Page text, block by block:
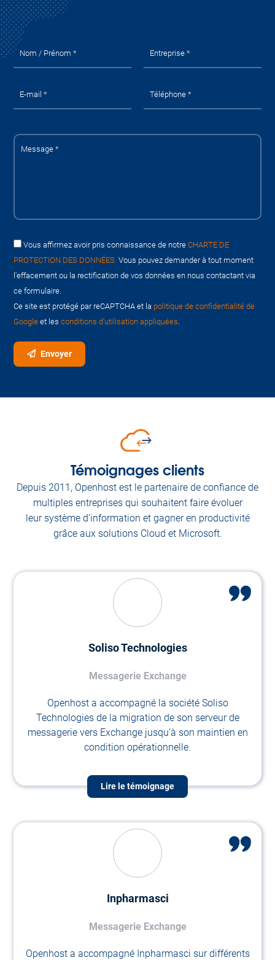
Vous affirmez avoir pris connaissance de notreCHARTE DE
PROTECTION DES DONNÉES. Vous pouvez demander à tout moment
l'effacement ou la rectification de vos données en nous contactant via
ce formulaire.
Ce site est protégé par reCAPTCHA et la politique de confidentialité de
Google et lesconditions d'utilisation appliquées
Envoyer
Témoignages clients
Depuis 2011, Openhost est le partenaire de confiance de
multiples entreprises qui souhaitent faire évoluer
leur système d’information et gagner en productivité
grâce aux solutions Cloud et Microsoft.
Soliso Technologies
Messagerie Exchange
Openhost a accompagné la société Soliso
Technologies de la migration de son serveur de
messagerie vers Exchange jusqu’à son maintien en
condition opérationnelle.
Lire le témoignage
Inpharmasci
Messagerie Exchange
Openhost a accompagné Inpharmasci sur différents